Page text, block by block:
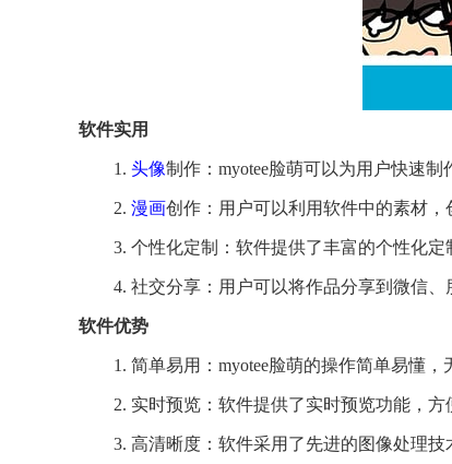
软件实用
1. 头像制作：myotee脸萌可以为用户快速
2. 漫画创作：用户可以利用软件中的素材，
3. 个性化定制：软件提供了丰富的个性化定
4. 社交分享：用户可以将作品分享到微信、
软件优势
1. 简单易用：myotee脸萌的操作简单易懂
2. 实时预览：软件提供了实时预览功能，方
3. 高清晰度：软件采用了先进的图像处理技